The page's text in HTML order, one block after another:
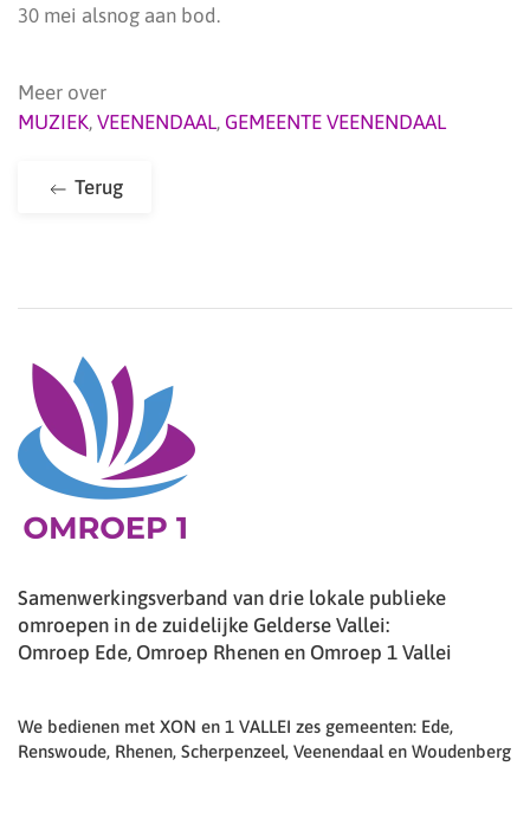
30 mei alsnog aan bod.
Meer over
MUZIEK, VEENENDAAL, GEMEENTE VEENENDAAL
Terug
Samenwerkingsverband van drie lokale publieke
omroepen in de zuidelijke Gelderse Vallei:
Omroep Ede, Omroep Rhenen en Omroep 1 Vallei
We bedienen met XON en 1 VALLEI zes gemeenten: Ede,
Renswoude, Rhenen, Scherpenzeel, Veenendaal en Woudenberg